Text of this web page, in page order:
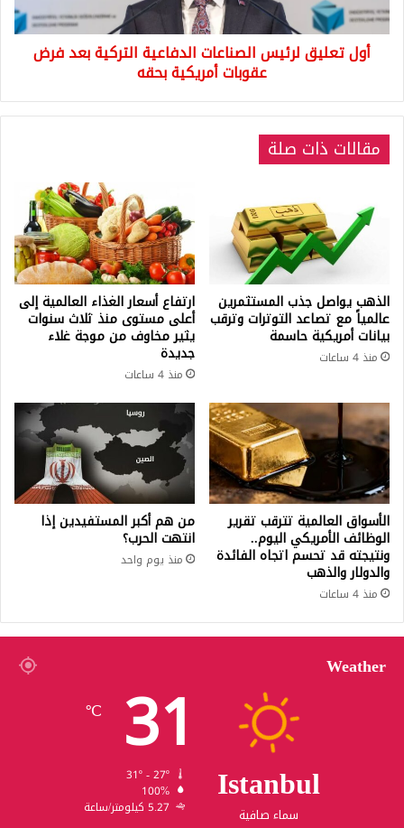
فرض
عقوبات
أمريكية
أول تعليق لرئيس الصناعات الدفاعية التركية بعد فرض
عقوبات أمريكية بحقه
مقالات ذات صلة
الذهب يواصل جذب المستثمرين
عالمياً مع تصاعد التوترات وترقب
بيانات أمريكية حاسمة
منذ 4 ساعات
ارتفاع أسعار الغذاء العالمية إلى
أعلى مستوى منذ ثلاث سنوات
يثير مخاوف من موجة غلاء
جديدة
منذ 4 ساعات
الأسواق العالمية تترقب تقرير
الوظائف الأمريكي اليوم..
ونتيجته قد تحسم اتجاه الفائدة
والدولار والذهب
منذ 4 ساعات
من هم أكبر المستفيدين إذا
انتهت الحرب؟
منذ يوم واحد
Weather
Istanbul
سماء صافية
31
℃
100%
5.27 كيلومتر/ساعة